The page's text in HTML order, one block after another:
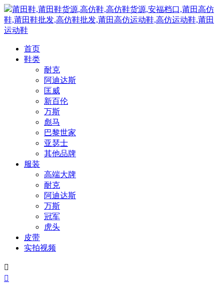
莆田鞋,莆田鞋货源,高仿鞋,高仿鞋货源,安福档口,莆田高仿
鞋,莆田鞋批发,高仿鞋批发,莆田高仿运动鞋,高仿运动鞋,莆田
运动鞋
首页
鞋类
耐克
阿迪达斯
匡威
新百伦
万斯
彪马
巴黎世家
亚瑟士
其他品牌
服装
高端大牌
耐克
阿迪达斯
万斯
冠军
虎头
皮带
实拍视频

